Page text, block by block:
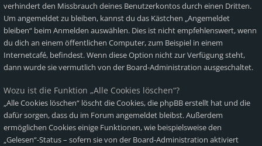
verhindert den Missbrauch deines Benutzerkontos durch einen Dritten.
Um angemeldet zu bleiben, kannst du das Kästchen „Angemeldet
bleiben“ beim Anmelden auswählen. Dies ist nicht empfehlenswert, wenn
du dich an einem öffentlichen Computer, zum Beispiel in einem
Internetcafé, befindest. Wenn diese Option nicht zur Verfügung steht,
dann wurde sie vermutlich von der Board-Administration ausgeschaltet.
Wozu ist die Funktion „Alle Cookies löschen“?
„Alle Cookies löschen“ löscht die Cookies, die phpBB erstellt hat und die
dafür sorgen, dass du im Forum angemeldet bleibst. Außerdem
ermöglichen Cookies einige Funktionen, wie beispielsweise den
„Gelesen“-Status – sofern sie von der Board-Administration aktiviert